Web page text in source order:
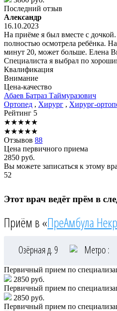
Последний отзыв
Александр
16.10.2023
На приёме я был вместе с дочкой.
полностью осмотрела ребёнка.
минут 20, может больше. Елена
Специалиста я выбрал по
Квалификация
Внимание
Цена-качество
Абаев Батраз Таймуразович
Ортопед , Хирург , Хирург-
Рейтинг 5
★★★★★
★★★★★
Отзывов 88
Цена первичного приема
2850 руб.
Вы можете записаться к этому
52
Этот врач ведёт прём в
Приём в «ПреАмбула
Озёрная д. 9 Метро :
Первичный прием по
2850 руб.
Первичный прием по
2850 руб.
Первичный прием по